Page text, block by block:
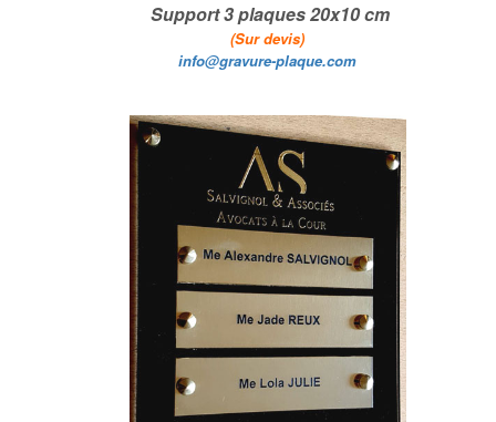
Support 3 plaques 20x10 cm
(Sur devis)
info@gravure-plaque.com